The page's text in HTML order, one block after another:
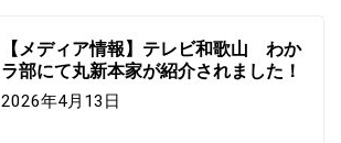
【メディア情報】テレビ和歌山 わか
ラ部にて丸新本家が紹介されました！
2026年4月13日